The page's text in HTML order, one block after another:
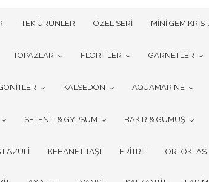
TEK ÜRÜNLER ÖZEL SERİ MİNİ GEM
TOPAZLAR FLORİTLER GARNETLER
KALSEDON AQUAMARINE
SELENİT & GYPSUM BAKIR & GÜMÜŞ
LAZULİ KEHANET TAŞI ERİTRİT ORTOKLAS